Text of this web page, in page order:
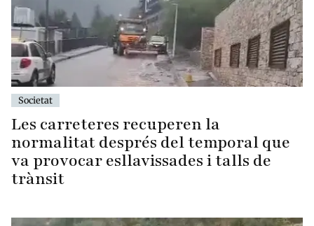
Societat
Les carreteres recuperen la
normalitat després del temporal que
va provocar esllavissades i talls de
trànsit